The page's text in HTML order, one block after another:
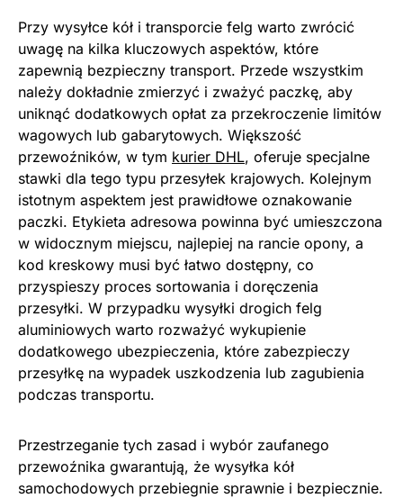
Przy wysyłce kół i transporcie felg warto zwrócić
uwagę na kilka kluczowych aspektów, które
zapewnią bezpieczny transport. Przede wszystkim
należy dokładnie zmierzyć i zważyć paczkę, aby
uniknąć dodatkowych opłat za przekroczenie limitów
wagowych lub gabarytowych. Większość
przewoźników, w tym kurier DHL, oferuje specjalne
stawki dla tego typu przesyłek krajowych. Kolejnym
istotnym aspektem jest prawidłowe oznakowanie
paczki. Etykieta adresowa powinna być umieszczona
w widocznym miejscu, najlepiej na rancie opony, a
kod kreskowy musi być łatwo dostępny, co
przyspieszy proces sortowania i doręczenia
przesyłki. W przypadku wysyłki drogich felg
aluminiowych warto rozważyć wykupienie
dodatkowego ubezpieczenia, które zabezpieczy
przesyłkę na wypadek uszkodzenia lub zagubienia
podczas transportu.
Przestrzeganie tych zasad i wybór zaufanego
przewoźnika gwarantują, że wysyłka kół
samochodowych przebiegnie sprawnie i bezpiecznie.